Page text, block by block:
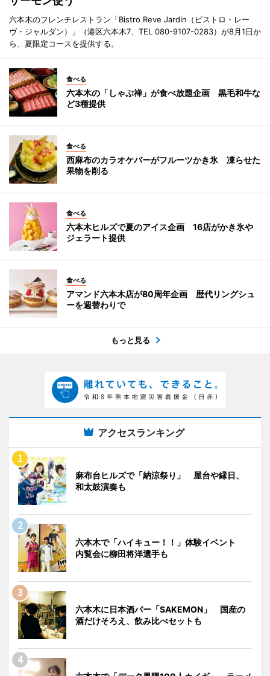
六本木のフレンチレストラン「Bistro Reve Jardin（ビストロ・レー
ヴ・ジャルダン）」（港区六本木7、TEL 080-9107-0283）が8月1日か
ら、夏限定コースを提供する。
食べる
六本木の「しゃぶ禅」が食べ放題企画 黒毛和牛な
ど3種提供
食べる
西麻布のカラオケバーがフルーツかき氷 凍らせた
果物を削る
食べる
六本木ヒルズで夏のアイス企画 16店がかき氷や
ジェラート提供
食べる
アマンド六本木店が80周年企画 歴代リングシュ
ーを週替わりで
もっと見る
アクセスランキング
麻布台ヒルズで「納涼祭り」 屋台や縁日、
和太鼓演奏も
六本木で「ハイキュー！！」体験イベント
内覧会に柳田将洋選手も
六本木に日本酒バー「SAKEMON」 国産の
酒だけそろえ、飲み比べセットも